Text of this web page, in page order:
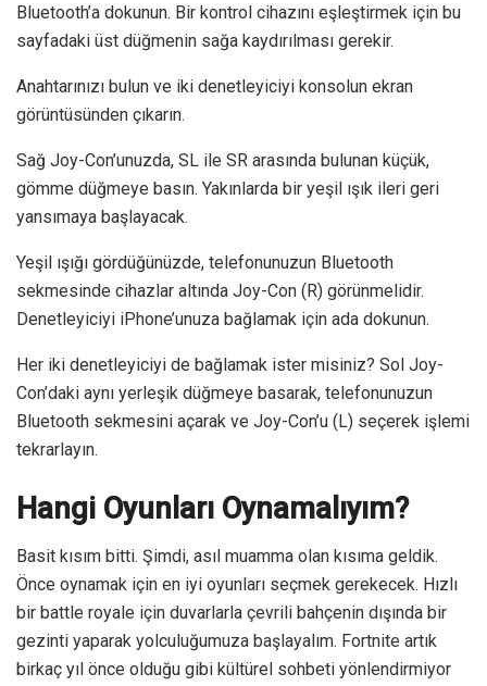
Bluetooth’a dokunun. Bir kontrol cihazını eşleştirmek için bu
sayfadaki üst düğmenin sağa kaydırılması gerekir.
Anahtarınızı bulun ve iki denetleyiciyi konsolun ekran
görüntüsünden çıkarın.
Sağ Joy-Con’unuzda, SL ile SR arasında bulunan küçük,
gömme düğmeye basın. Yakınlarda bir yeşil ışık ileri geri
yansımaya başlayacak.
Yeşil ışığı gördüğünüzde, telefonunuzun Bluetooth
sekmesinde cihazlar altında Joy-Con (R) görünmelidir.
Denetleyiciyi iPhone’unuza bağlamak için ada dokunun.
Her iki denetleyiciyi de bağlamak ister misiniz? Sol Joy-
Con’daki aynı yerleşik düğmeye basarak, telefonunuzun
Bluetooth sekmesini açarak ve Joy-Con’u (L) seçerek işlemi
tekrarlayın.
Hangi Oyunları Oynamalıyım?
Basit kısım bitti. Şimdi, asıl muamma olan kısıma geldik.
Önce oynamak için en iyi oyunları seçmek gerekecek. Hızlı
bir battle royale için duvarlarla çevrili bahçenin dışında bir
gezinti yaparak yolculuğumuza başlayalım. Fortnite artık
birkaç yıl önce olduğu gibi kültürel sohbeti yönlendirmiyor